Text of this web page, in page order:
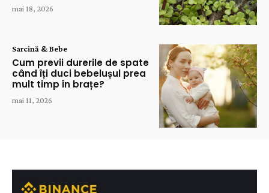
mai 18, 2026
Sarcină & Bebe
Cum previi durerile de spate
când îți duci bebelușul prea
mult timp în brațe?
mai 11, 2026